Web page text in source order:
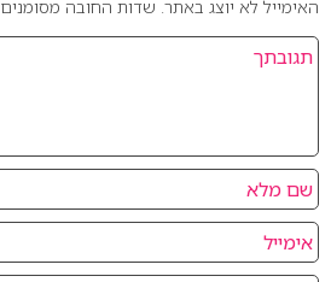
האימייל לא יוצג באתר. שדות החובה מסומנים